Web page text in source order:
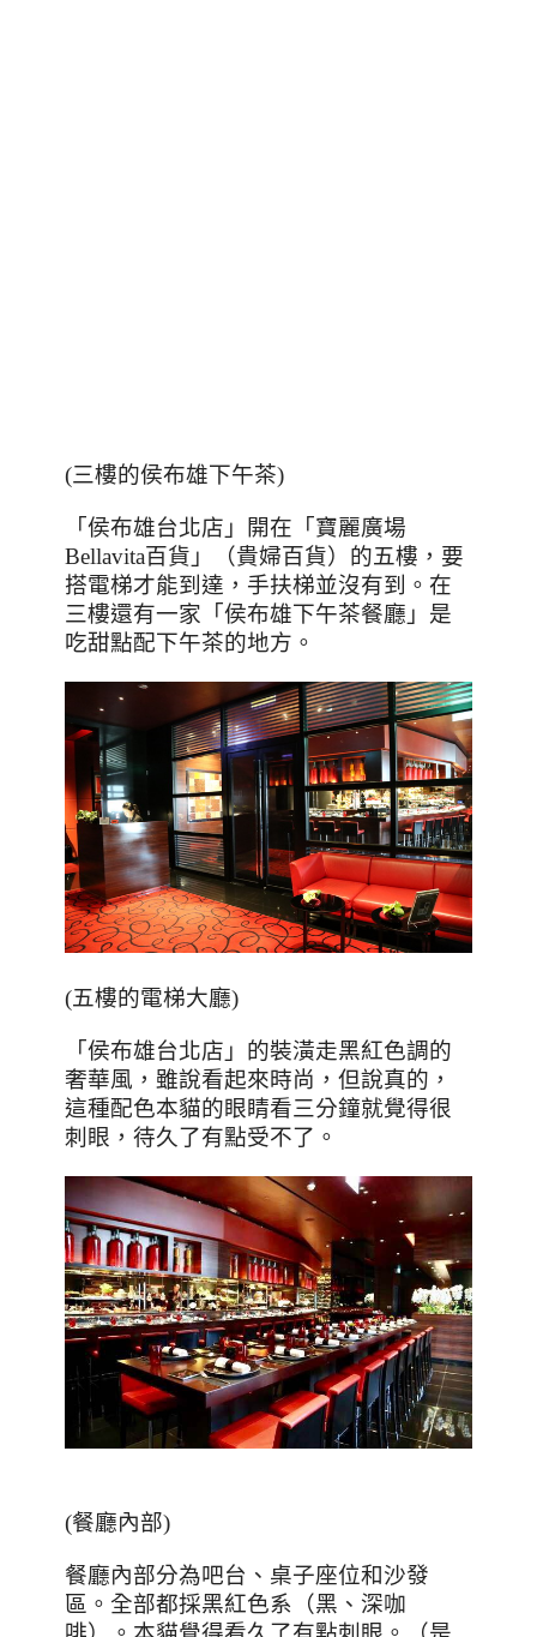
(三樓的侯布雄下午茶)
「侯布雄台北店」開在「寶麗廣場
Bellavita百貨」（貴婦百貨）的五樓，要
搭電梯才能到達，手扶梯並沒有到。在
三樓還有一家「侯布雄下午茶餐廳」是
吃甜點配下午茶的地方。
(五樓的電梯大廳)
「侯布雄台北店」的裝潢走黑紅色調的
奢華風，雖說看起來時尚，但說真的，
這種配色本貓的眼睛看三分鐘就覺得很
刺眼，待久了有點受不了。
(餐廳內部)
餐廳內部分為吧台、桌子座位和沙發
區。全部都採黑紅色系（黑、深咖